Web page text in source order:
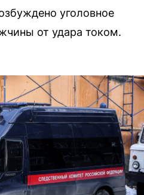
уголовное
от удара током.